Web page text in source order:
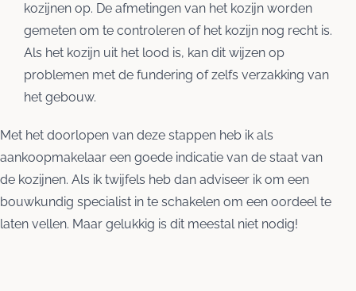
kozijnen op. De afmetingen van het kozijn worden
gemeten om te controleren of het kozijn nog recht is.
Als het kozijn uit het lood is, kan dit wijzen op
problemen met de fundering of zelfs verzakking van
het gebouw.
Met het doorlopen van deze stappen heb ik als
aankoopmakelaar een goede indicatie van de staat van
de kozijnen. Als ik twijfels heb dan adviseer ik om een
bouwkundig specialist in te schakelen om een oordeel te
laten vellen. Maar gelukkig is dit meestal niet nodig!